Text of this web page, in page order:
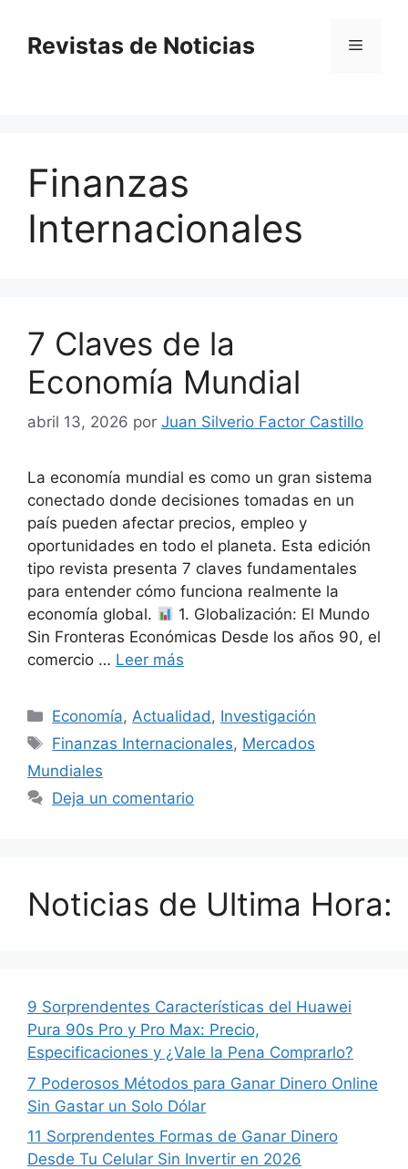
contenido
Revistas de Noticias Menú
Finanzas
Internacionales
7 Claves de la
Economía Mundial
abril 13, 2026 por Juan Silverio Factor Castillo
La economía mundial es como un gran sistema
conectado donde decisiones tomadas en un
país pueden afectar precios, empleo y
oportunidades en todo el planeta. Esta edición
tipo revista presenta 7 claves fundamentales
para entender cómo funciona realmente la
economía global.
1. Globalización: El Mundo
Sin Fronteras Económicas Desde los años 90, el
comercio … Leer más
Categorías
Economía,Actualidad, Investigación
Etiquetas
Finanzas Internacionales, Mercados
Mundiales
Deja un comentario
Noticias de Ultima Hora:
9 Sorprendentes Características del Huawei
Pura 90s Pro y Pro Max: Precio,
Especificaciones y ¿Vale la Pena Comprarlo?
7 Poderosos Métodos para Ganar Dinero Online
Sin Gastar un Solo Dólar
11 Sorprendentes Formas de Ganar Dinero
Desde Tu Celular Sin Invertir en 2026